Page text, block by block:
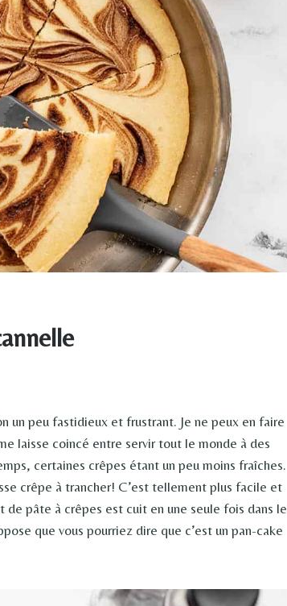
un peu fastidieux et frustrant. Je ne peux en faire
laisse coincé entre servir tout le monde à des
certaines crêpes étant un peu moins fraîches.
crêpe à trancher! C’est tellement plus facile et
pâte à crêpes est cuit en une seule fois dans le
que vous pourriez dire que c’est un pan-cake